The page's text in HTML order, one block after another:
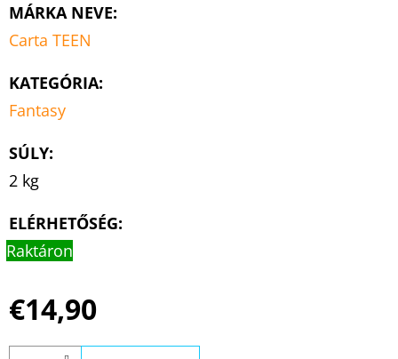
MÁRKA NEVE:
Carta TEEN
KATEGÓRIA:
Fantasy
SÚLY:
2 kg
ELÉRHETŐSÉG:
Raktáron
€14,90